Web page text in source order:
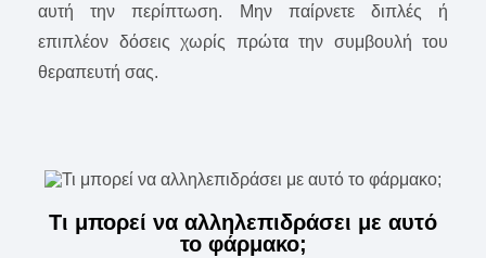
αυτή την περίπτωση. Μην παίρνετε διπλές ή
επιπλέον δόσεις χωρίς πρώτα την συμβουλή του
θεραπευτή σας.
Τι μπορεί να αλληλεπιδράσει με αυτό
το φάρμακο;